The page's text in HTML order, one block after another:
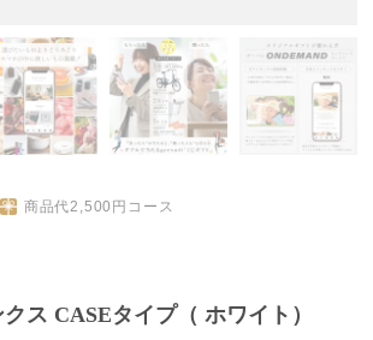
商品代2,500 円コース
ス CASEタイプ（ ホワイト）